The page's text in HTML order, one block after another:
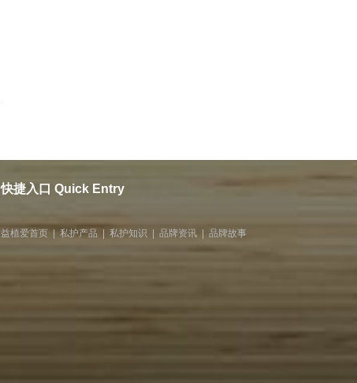
快捷入口 Quick Entry
益植爱首页 私护产品 私护知识 品牌资讯 品牌故事